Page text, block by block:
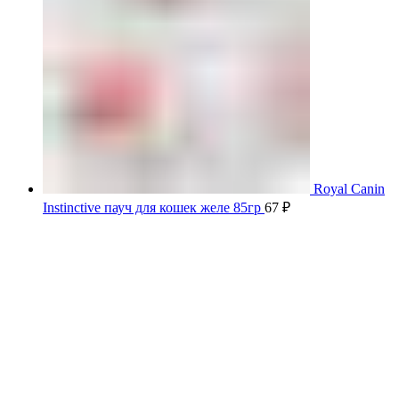
Royal Canin
Instinctive пауч для кошек желе 85гр 67 ₽